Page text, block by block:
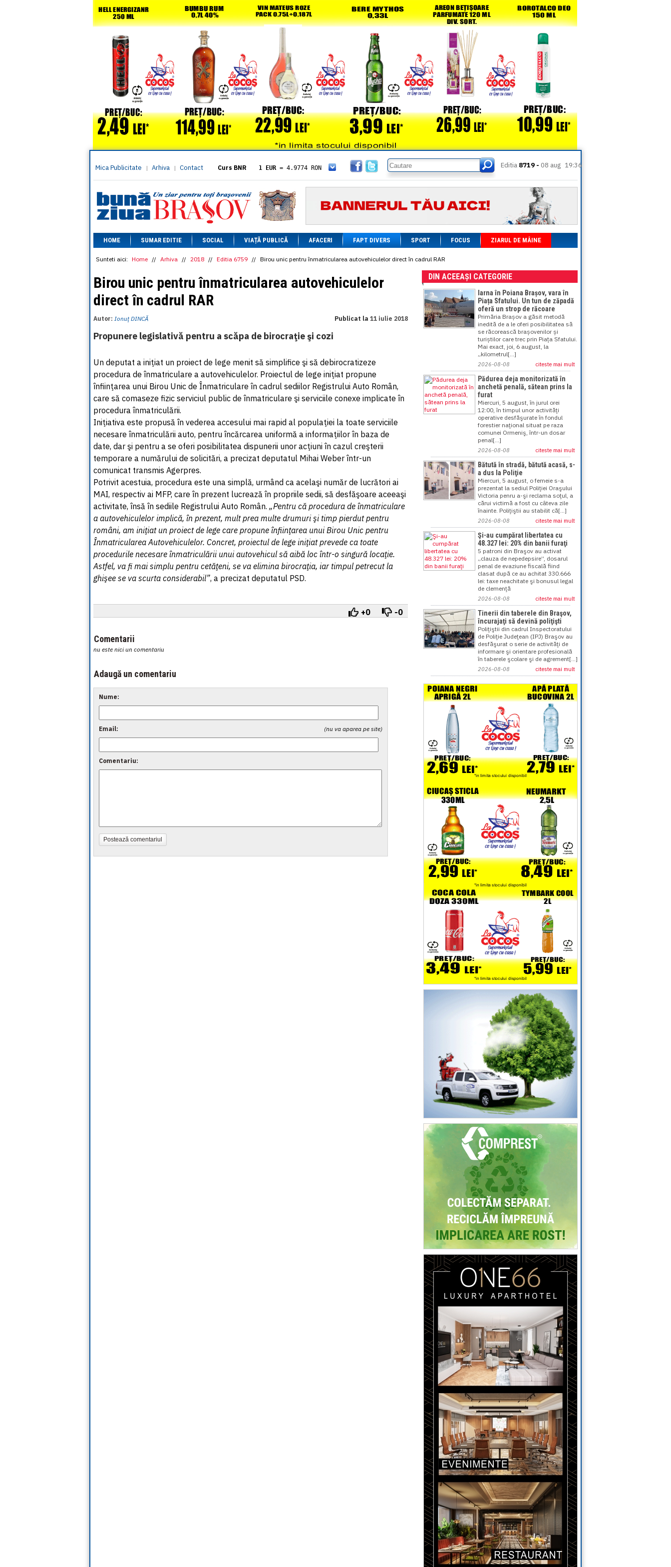
Mica Publicitate | Arhiva | Contact Curs BNR 1 EUR = 4.9774 RON
= 5.8304 RON
1 XAU= 464.4611 RON
1 AED= 1.1933 RON
1 AUD= 2.7957 RON
1 BGN= 2.5449 RON
1 CAD= 3.1559 RON
1 CHF= 5.2813 RON
1 CNY = 0.6015 RON
1 DKK
1 EGP= 0.0860 RON
1 MXN= 0.2227 RON
1 PLN= 1.1646 RON
1 RSD= 0.0425 RON
1 RUB= 0.0530 RON
1 TRY= 0.1141 RON
1 XDR = 5.9383 RON
= 0.2318 RON
Editia 8719 - 08 aug 19:36
HOME SUMAR EDITIE SOCIAL VIAȚĂ PUBLICĂ AFACERI FAPT DIVERS SPORT FOCUS ZIARUL DE MÂINE
Sunteti aici: Home // Arhiva // 2018 // Editia 6759 // Birou unic pentru înmatricularea autovehiculelor direct în cadrul RAR
Birou unic pentru înmatricularea autovehiculelor
direct în cadrul RAR
Autor: Ionuţ DINCĂ Publicat la 11 iulie 2018
Propunere legislativă pentru a scăpa de birocraţie şi cozi
Un deputat a iniţiat un proiect de lege menit să simplifice şi să debirocratizeze
procedura de înmatriculare a autovehiculelor. Proiectul de lege iniţiat propune
înfiinţarea unui Birou Unic de Înmatriculare în cadrul sediilor Registrului Auto Român,
care să comaseze fizic serviciul public de înmatriculare şi serviciile conexe implicate în
procedura înmatriculării.
Iniţiativa este propusă în vederea accesului mai rapid al populaţiei la toate serviciile
necesare înmatriculării auto, pentru încărcarea uniformă a informaţiilor în baza de
date, dar şi pentru a se oferi posibilitatea dispunerii unor acţiuni în cazul creşterii
temporare a numărului de solicitări, a precizat deputatul Mihai Weber într-un
comunicat transmis Agerpres.
Potrivit acestuia, procedura este una simplă, urmând ca acelaşi număr de lucrători ai
MAI, respectiv ai MFP, care în prezent lucrează în propriile sedii, să desfăşoare aceeaşi
activitate, însă în sediile Registrului Auto Român. „Pentru că procedura de înmatriculare
a autovehiculelor implică, în prezent, mult prea multe drumuri şi timp pierdut pentru
români, am iniţiat un proiect de lege care propune înfiinţarea unui Birou Unic pentru
Înmatricularea Autovehiculelor. Concret, proiectul de lege iniţiat prevede ca toate
procedurile necesare înmatriculării unui autovehicul să aibă loc într-o singură locaţie.
Astfel, va fi mai simplu pentru cetăţeni, se va elimina birocraţia, iar timpul petrecut la
ghişee se va scurta considerabil”, a precizat deputatul PSD.
+0 -0
Comentarii
nu este nici un comentariu
Adaugă un comentariu
Nume:
(nu va aparea pe site)
Email:
Comentariu:
Postează comentariul
DIN ACEEAȘI CATEGORIE
Iarna în Poiana Brașov, vara în
Piața Sfatului. Un tun de zăpadă
oferă un strop de răcoare
Primăria Brașov a găsit metodă
inedită de a le oferi posibilitatea să
se răcorească brașovenilor și
turiștilor care trec prin Piața Sfatului.
Mai exact, joi, 6 august, la
„kilometrul[...]
2026-08-08 citeste mai mult
Pădurea deja monitorizată în
anchetă penală, sătean prins la
furat
Miercuri, 5 august, în jurul orei
12:00, în timpul unor activităţi
operative desfăşurate în fondul
forestier naţional situat pe raza
comunei Ormeniş, într-un dosar
penal[...]
2026-08-08 citeste mai mult
Bătută în stradă, bătută acasă, s-
a dus la Poliţie
Miercuri, 5 august, o femeie s-a
prezentat la sediul Poliţiei Oraşului
Victoria penru a-şi reclama soţul, a
cărui victimă a fost cu câteva zile
înainte. Poliţiştii au stabilit că[...]
2026-08-08 citeste mai mult
Şi-au cumpărat libertatea cu
48.327 lei: 20% din banii furaţi
5 patroni din Braşov au activat
„clauza de nepedepsire”, dosarul
penal de evaziune fiscală fiind
clasat după ce au achitat 330.666
lei: taxe neachitate şi bonusul legal
de clemenţă
2026-08-08 citeste mai mult
Tinerii din taberele din Braşov,
încurajaţi să devină poliţişti
Poliţiştii din cadrul Inspectoratului
de Poliţie Judeţean (IPJ) Braşov au
desfăşurat o serie de activităţi de
informare şi orientare profesională
în taberele şcolare şi de agrement[...]
2026-08-08 citeste mai mult